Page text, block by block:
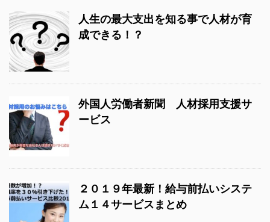
人生の最大支出を知る事で人材が育
成できる！？
外国人労働者新聞 人材採用支援サ
ービス
２０１９年最新！給与前払いシステ
ム１４サービスまとめ